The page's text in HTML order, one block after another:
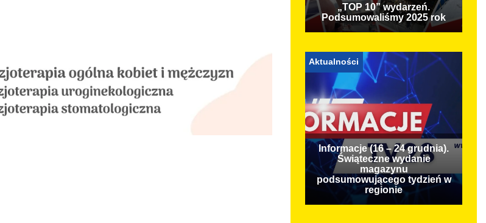
„TOP 10” wydarzeń.
Podsumowaliśmy 2025 rok
Aktualności
Informacje (16 – 24 grudnia).
Świąteczne wydanie
magazynu
podsumowującego tydzień w
regionie